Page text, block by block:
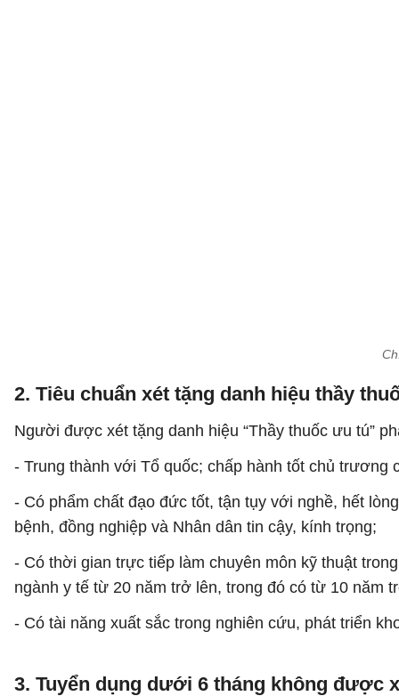
2. Tiêu chuẩn xét tặng danh hiệu thầy
Người được xét tặng danh hiệu “Thầy thuốc ưu tú”
- Trung thành với Tổ quốc; chấp hành tốt chủ
- Có phẩm chất đạo đức tốt, tận tụy với nghề, hết
bệnh, đồng nghiệp và Nhân dân tin cậy, kính trọng;
- Có thời gian trực tiếp làm chuyên môn kỹ thuật
ngành y tế từ 20 năm trở lên, trong đó có từ 10 năm
- Có tài năng xuất sắc trong nghiên cứu, phát triển
3. Tuyển dụng dưới 6 tháng không được